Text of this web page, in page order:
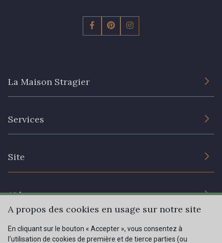
La Maison Stragier
Services
Site
Prix réduits
Aide
Livraison : France, Belgique, International
Menu
A propos des cookies en usage sur notre site
En cliquant sur le bouton « Accepter », vous consentez à
l'utilisation de cookies de première et de tierce parties (ou